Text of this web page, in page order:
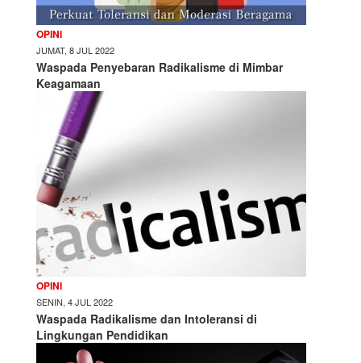
OPINI
JUMAT, 8 JUL 2022
Waspada Penyebaran Radikalisme di Mimbar
Keagamaan
OPINI
SENIN, 4 JUL 2022
Waspada Radikalisme dan Intoleransi di
Lingkungan Pendidikan